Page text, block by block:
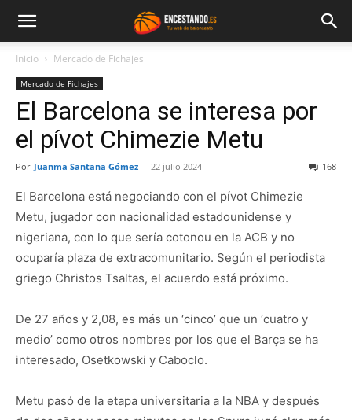
Inicio Mercado de Fichajes
Mercado de Fichajes
El Barcelona se interesa por
el pívot Chimezie Metu
Por Juanma Santana Gómez - 22 julio 2024 168
El Barcelona está negociando con el pívot Chimezie
Metu, jugador con nacionalidad estadounidense y
nigeriana, con lo que sería cotonou en la ACB y no
ocuparía plaza de extracomunitario. Según el periodista
griego Christos Tsaltas, el acuerdo está próximo.
De 27 años y 2,08, es más un ‘cinco’ que un ‘cuatro y
medio’ como otros nombres por los que el Barça se ha
interesado, Osetkowski y Caboclo.
Metu pasó de la etapa universitaria a la NBA y después